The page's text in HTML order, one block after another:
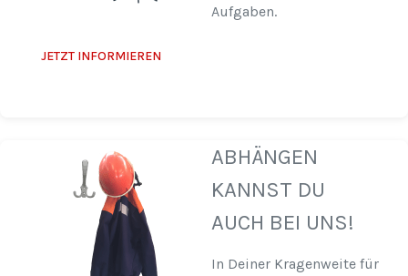
Aufgaben.
JETZT INFORMIEREN
ABHÄNGEN
KANNST DU
AUCH BEI UNS!
In Deiner Kragenweite für